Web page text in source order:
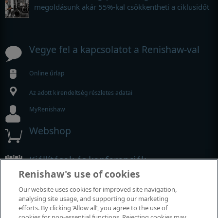
megoldásunk akár 55%-kal csökkentheti a ciklusidőt
Vegye fel a kapcsolatot a Renishaw-val
Online űrlap
Az adott kirendeltség részletes adatai
MyRenishaw
Webshop
Kiállítások és konferenciák
Renishaw's use of cookies
Our website uses cookies for improved site navigation,
analysing site usage, and supporting our marketing
efforts. By clicking ‘Allow all’, you agree to the use of